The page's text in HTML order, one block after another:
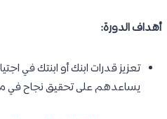
أهداف الدورة:
تعزيز قدرات ابنك أو ابنتك في
يساعدهم على تحقيق نجاح في